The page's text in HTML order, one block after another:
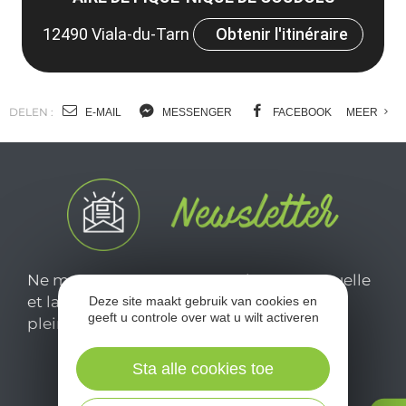
12490 Viala-du-Tarn
Obtenir l'itinéraire
DELEN : E-MAIL MESSENGER FACEBOOK MEER
Ne manquez pas notre newsletter mensuelle
et laissez-vous inspirer pour profiter
pleinement de votre séjour en Aveyron.
Je m'abonne ici
Deze site maakt gebruik van cookies en
geeft u controle over wat u wilt activeren
Sta alle cookies toe